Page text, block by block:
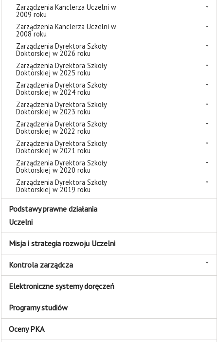
Zarządzenia Kanclerza Uczelni w
2009 roku
Zarządzenia Kanclerza Uczelni w
2008 roku
Zarządzenia Dyrektora Szkoły
Doktorskiej w 2026 roku
Zarządzenia Dyrektora Szkoły
Doktorskiej w 2025 roku
Zarządzenia Dyrektora Szkoły
Doktorskiej w 2024 roku
Zarządzenia Dyrektora Szkoły
Doktorskiej w 2023 roku
Zarządzenia Dyrektora Szkoły
Doktorskiej w 2022 roku
Zarządzenia Dyrektora Szkoły
Doktorskiej w 2021 roku
Zarządzenia Dyrektora Szkoły
Doktorskiej w 2020 roku
Zarządzenia Dyrektora Szkoły
Doktorskiej w 2019 roku
Podstawy prawne działania
Uczelni
Misja i strategia rozwoju Uczelni
Kontrola zarządcza
Elektroniczne systemy doręczeń
Programy studiów
Oceny PKA